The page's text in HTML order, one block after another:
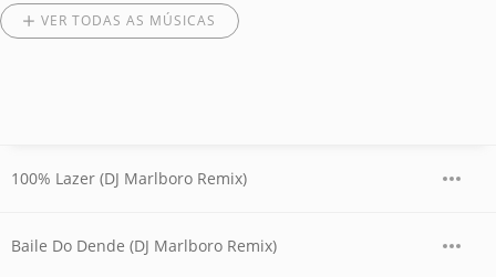
VER TODAS AS MÚSICAS
100% Lazer (DJ Marlboro Remix)
Baile Do Dende (DJ Marlboro Remix)